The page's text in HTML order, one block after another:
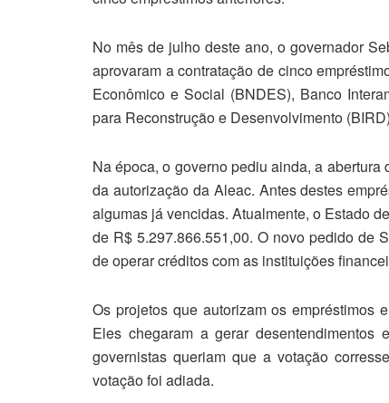
No mês de julho deste ano, o governador
aprovaram a contratação de cinco
Econômico e Social (BNDES), Banco
para Reconstrução e Desenvolvimento
Na época, o governo pediu ainda, a
da autorização da Aleac. Antes destes
algumas já vencidas. Atualmente, o Estado
de R$ 5.297.866.551,00. O novo pedido de
de operar créditos com as instituições
Os projetos que autorizam os empréstimos
Eles chegaram a gerar
governistas queriam que a votação
votação foi adiada.